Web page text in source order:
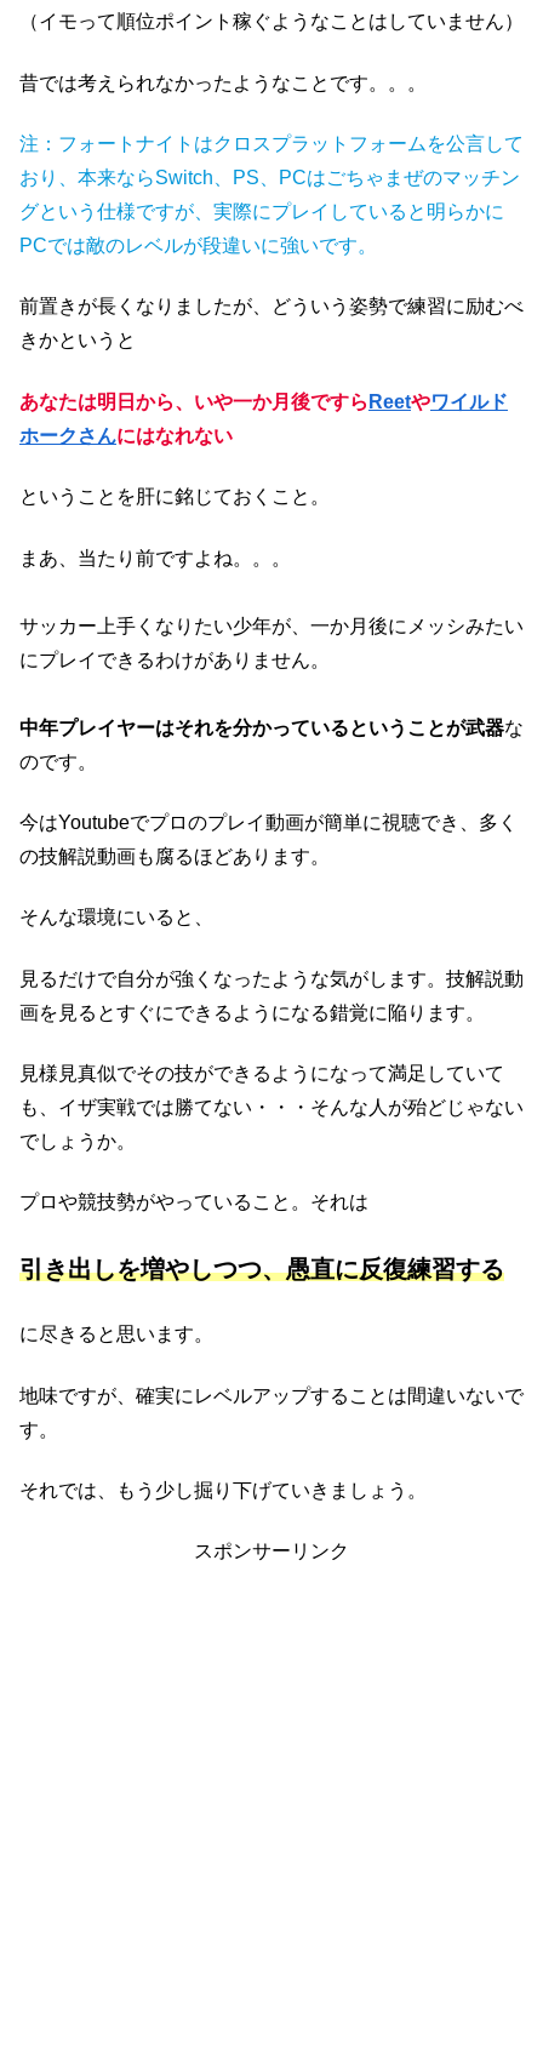
（イモって順位ポイント稼ぐようなことはしていません）
昔では考えられなかったようなことです。。。
注：フォートナイトはクロスプラットフォームを公言して
おり、本来ならSwitch、PS、PCはごちゃまぜのマッチン
グという仕様ですが、実際にプレイしていると明らかに
PCでは敵のレベルが段違いに強いです。
前置きが長くなりましたが、どういう姿勢で練習に励むべ
きかというと
あなたは明日から、いや一か月後ですら Reetやワイルド
ホークさんにはなれない
ということを肝に銘じておくこと。
まあ、当たり前ですよね。。。
サッカー上手くなりたい少年が、一か月後にメッシみたい
にプレイできるわけがありません。
中年プレイヤーはそれを分かっているということが武器な
のです。
今はYoutubeでプロのプレイ動画が簡単に視聴でき、多く
の技解説動画も腐るほどあります。
そんな環境にいると、
見るだけで自分が強くなったような気がします。技解説動
画を見るとすぐにできるようになる錯覚に陥ります。
見様見真似でその技ができるようになって満足していて
も、イザ実戦では勝てない・・・そんな人が殆どじゃない
でしょうか。
プロや競技勢がやっていること。それは
引き出しを増やしつつ、愚直に反復練習する
に尽きると思います。
地味ですが、確実にレベルアップすることは間違いないで
す。
それでは、もう少し掘り下げていきましょう。
スポンサーリンク